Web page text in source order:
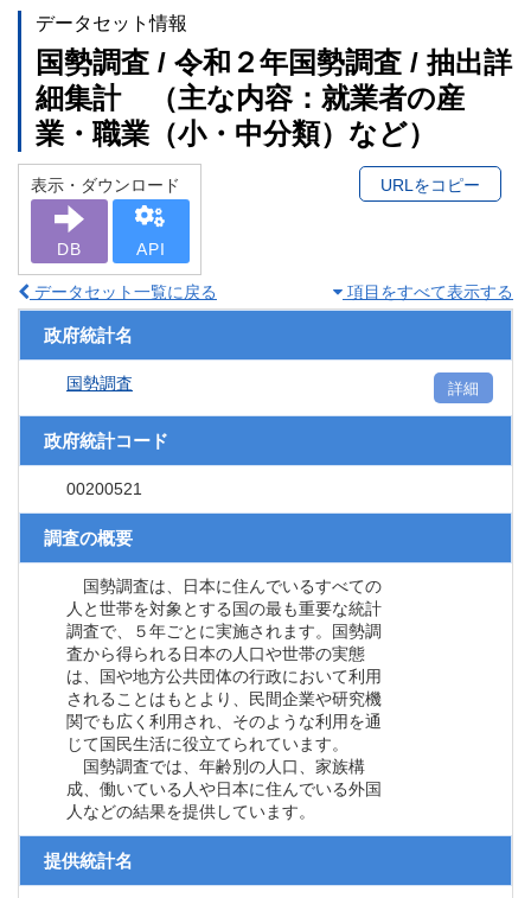
データセット情報
国勢調査 / 令和２年国勢調査 / 抽出詳
細集計 （主な内容：就業者の産
業・職業（小・中分類）など）
表示・ダウンロード
DB API
URLをコピー
データセット一覧に戻る 項目をすべて表示する
政府統計名
国勢調査 詳細
政府統計コード
00200521
調査の概要
国勢調査は、日本に住んでいるすべての
人と世帯を対象とする国の最も重要な統計
調査で、５年ごとに実施されます。国勢調
査から得られる日本の人口や世帯の実態
は、国や地方公共団体の行政において利用
されることはもとより、民間企業や研究機
関でも広く利用され、そのような利用を通
じて国民生活に役立てられています。
国勢調査では、年齢別の人口、家族構
成、働いている人や日本に住んでいる外国
人などの結果を提供しています。
提供統計名